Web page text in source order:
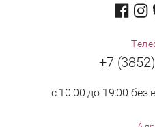
+7
с 10:00 до 19:00 без